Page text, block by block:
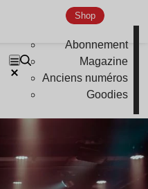
Shop
Abonnement
Magazine
Anciens numéros
Goodies